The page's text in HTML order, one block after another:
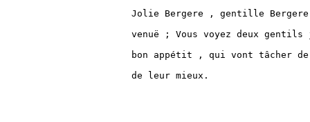
Jolie Bergere , gentille
venuë ; Vous voyez deux
bon appétit , qui vont tâcher
de leur mieux.